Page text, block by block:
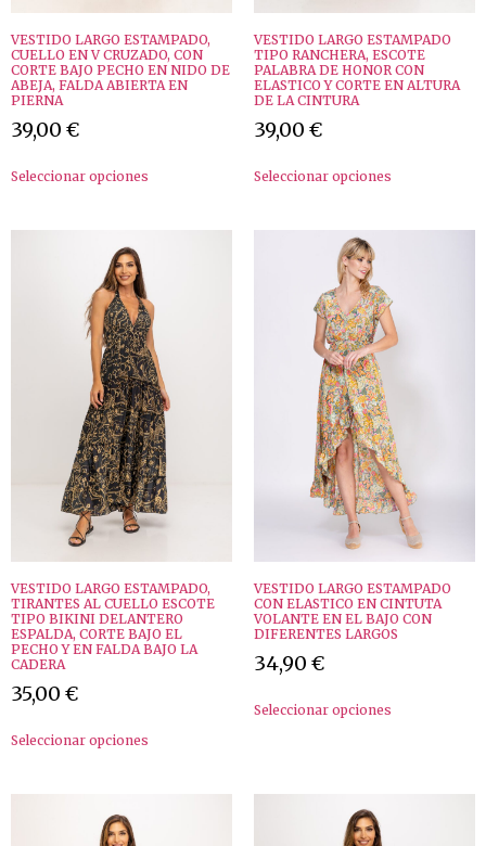
VESTIDO LARGO ESTAMPADO,
CUELLO EN V CRUZADO, CON
CORTE BAJO PECHO EN NIDO DE
ABEJA, FALDA ABIERTA EN
PIERNA
39,00 €
Seleccionar opciones
VESTIDO LARGO ESTAMPADO
TIPO RANCHERA, ESCOTE
PALABRA DE HONOR CON
ELASTICO Y CORTE EN ALTURA
DE LA CINTURA
39,00 €
Seleccionar opciones
VESTIDO LARGO ESTAMPADO,
TIRANTES AL CUELLO ESCOTE
TIPO BIKINI DELANTERO
ESPALDA, CORTE BAJO EL
PECHO Y EN FALDA BAJO LA
CADERA
35,00 €
Seleccionar opciones
VESTIDO LARGO ESTAMPADO
CON ELASTICO EN CINTUTA
VOLANTE EN EL BAJO CON
DIFERENTES LARGOS
34,90 €
Seleccionar opciones